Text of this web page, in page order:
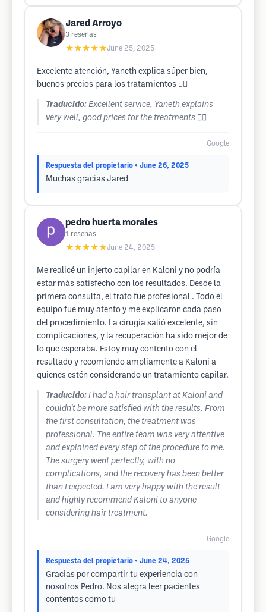
Jared Arroyo
3 reseñas
★★★★★June 25, 2025
Excelente atención, Yaneth explica súper bien,
buenos precios para los tratamientos 👌🏼
Traducido: Excellent service, Yaneth explains
very well, good prices for the treatments 👌🏼
Google
Respuesta del propietario • June 26, 2025
Muchas gracias Jared
pedro huerta morales
1 reseñas
★★★★★June 24, 2025
Me realicé un injerto capilar en Kaloni y no podría
estar más satisfecho con los resultados. Desde la
primera consulta, el trato fue profesional . Todo el
equipo fue muy atento y me explicaron cada paso
del procedimiento. La cirugía salió excelente, sin
complicaciones, y la recuperación ha sido mejor de
lo que esperaba. Estoy muy contento con el
resultado y recomiendo ampliamente a Kaloni a
quienes estén considerando un tratamiento capilar.
Traducido: I had a hair transplant at Kaloni and
couldn't be more satisfied with the results. From
the first consultation, the treatment was
professional. The entire team was very attentive
and explained every step of the procedure to me.
The surgery went perfectly, with no
complications, and the recovery has been better
than I expected. I am very happy with the result
and highly recommend Kaloni to anyone
considering hair treatment.
Google
Respuesta del propietario • June 24, 2025
Gracias por compartir tu experiencia con
nosotros Pedro. Nos alegra leer pacientes
contentos como tu